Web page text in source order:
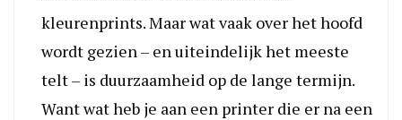
kleurenprints. Maar wat vaak over het hoofd
wordt gezien – en uiteindelijk het meeste
telt – is duurzaamheid op de lange termijn.
Want wat heb je aan een printer die er na een